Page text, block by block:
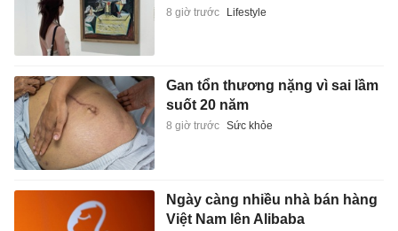
8 giờ trước Lifestyle
Gan tổn thương nặng vì sai lầm
suốt 20 năm
8 giờ trước Sức khỏe
Ngày càng nhiều nhà bán hàng
Việt Nam lên Alibaba